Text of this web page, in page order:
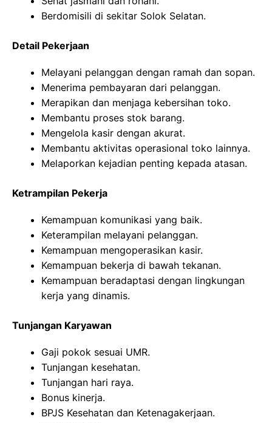
Berdomisili di sekitar Solok Selatan.
Detail Pekerjaan
Melayani pelanggan dengan ramah dan sopan.
Menerima pembayaran dari pelanggan.
Merapikan dan menjaga kebersihan toko.
Membantu proses stok barang.
Mengelola kasir dengan akurat.
Membantu aktivitas operasional toko lainnya.
Melaporkan kejadian penting kepada atasan.
Ketrampilan Pekerja
Kemampuan komunikasi yang baik.
Keterampilan melayani pelanggan.
Kemampuan mengoperasikan kasir.
Kemampuan bekerja di bawah tekanan.
Kemampuan beradaptasi dengan lingkungan
kerja yang dinamis.
Tunjangan Karyawan
Gaji pokok sesuai UMR.
Tunjangan kesehatan.
Tunjangan hari raya.
Bonus kinerja.
BPJS Kesehatan dan Ketenagakerjaan.